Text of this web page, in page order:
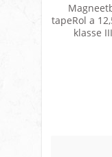
tapeRol a
klasse